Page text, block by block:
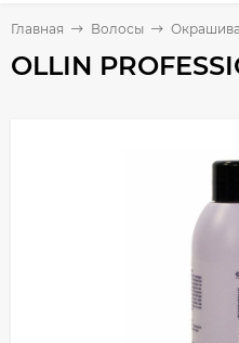
Главная Волосы
OLLIN